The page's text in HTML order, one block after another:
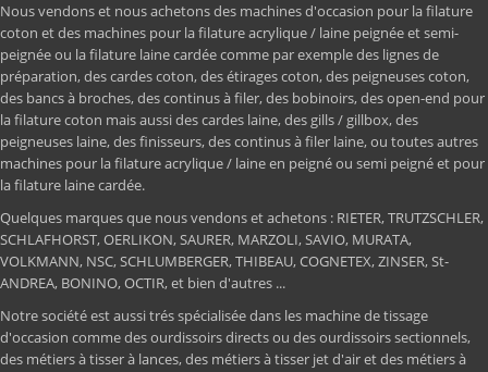
Nous vendons et nous achetons des machines d'occasion pour la filature
coton et des machines pour la filature acrylique / laine peignée et semi-
peignée ou la filature laine cardée comme par exemple des lignes de
préparation, des cardes coton, des étirages coton, des peigneuses coton,
des bancs à broches, des continus à filer, des bobinoirs, des open-end pour
la filature coton mais aussi des cardes laine, des gills / gillbox, des
peigneuses laine, des finisseurs, des continus à filer laine, ou toutes autres
machines pour la filature acrylique / laine en peigné ou semi peigné et pour
la filature laine cardée.
Quelques marques que nous vendons et achetons : RIETER, TRUTZSCHLER,
SCHLAFHORST, OERLIKON, SAURER, MARZOLI, SAVIO, MURATA,
VOLKMANN, NSC, SCHLUMBERGER, THIBEAU, COGNETEX, ZINSER, St-
ANDREA, BONINO, OCTIR, et bien d'autres ...
Notre société est aussi trés spécialisée dans les machine de tissage
d'occasion comme des ourdissoirs directs ou des ourdissoirs sectionnels,
des métiers à tisser à lances, des métiers à tisser jet d'air et des métiers à